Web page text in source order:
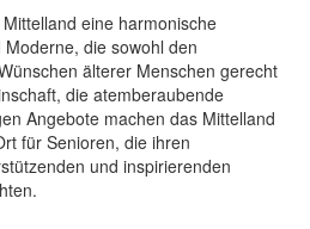
eine harmonische
die sowohl den
älterer Menschen gerecht
die atemberaubende
Angebote machen das Mittelland
für Senioren, die ihren
und inspirierenden